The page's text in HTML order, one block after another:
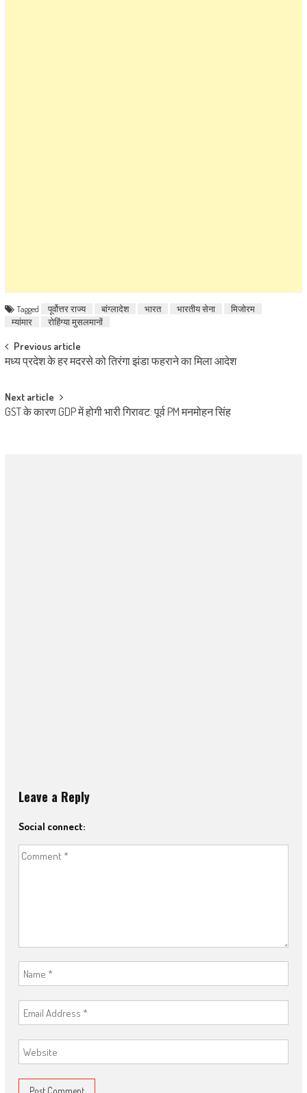
Tagged पूर्वोत्तर राज्य बांग्लादेश भारत भारतीय सेना
मिजोरम
म्यांमार
रोहिंग्या मुसलमानों
Post navigation
Previous article
मध्य प्रदेश के हर मदरसे को तिरंगा झंडा फहराने का मिला आदेश
Next article
GST के कारण GDP में होगी भारी गिरावट: पूर्व PM मनमोहन सिंह
Leave a Reply
Social connect: